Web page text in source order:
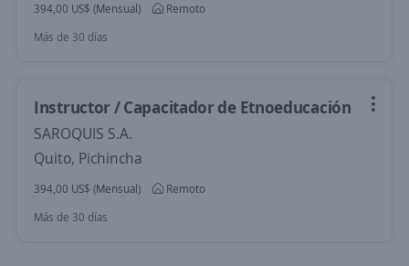
394,00 US$ (Mensual)
Remoto
Más de 30 días
Instructor / Capacitador de Etnoeducación
SAROQUIS S.A.
Quito, Pichincha
394,00 US$ (Mensual)
Remoto
Más de 30 días